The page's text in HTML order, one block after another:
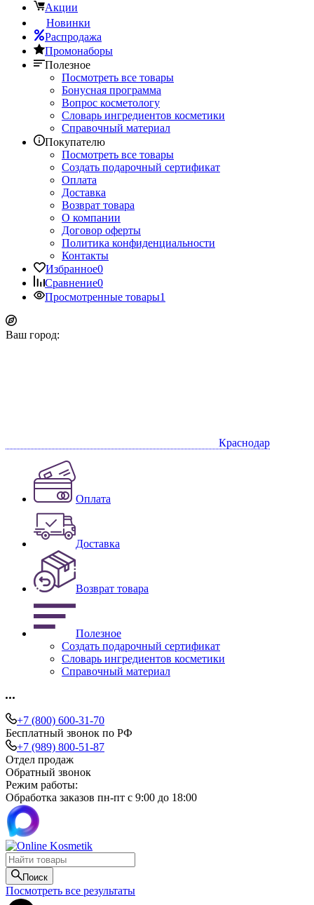
Акции
Новинки
Распродажа
Промонаборы
Полезное
Посмотреть все товары
Бонусная программа
Вопрос косметологу
Словарь ингредиентов косметики
Справочный материал
Покупателю
Посмотреть все товары
Создать подарочный сертификат
Оплата
Доставка
Возврат товара
О компании
Договор оферты
Политика конфиденциальности
Контакты
Избранное0
Сравнение0
Просмотренные товары1
Ваш город:
Краснодар
Оплата
Доставка
Возврат товара
Полезное
Создать подарочный сертификат
Словарь ингредиентов косметики
Справочный материал
+7 (800) 600-31-70
Бесплатный звонок по РФ
+7 (989) 800-51-87
Отдел продаж
Обратный звонок
Режим работы:
Обработка заказов пн-пт с 9:00 до 18:00
Поиск
Посмотреть все результаты